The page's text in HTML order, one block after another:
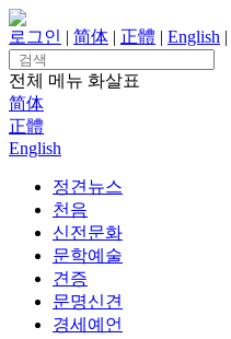
Skip
to
content
로그인 | 简体 | 正體 | English |
Search
for:
전체 메뉴 화살표
简体
正體
English
정견뉴스
천음
신전문화
문학예술
견증
문명신견
경세예언